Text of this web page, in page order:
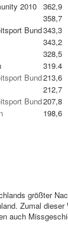
2010 362,9
358,7
Bund343,3
343,2
328,5
319.4
Bund213,6
212,7
Bund207,8
198,6
größter
Zumal
auch